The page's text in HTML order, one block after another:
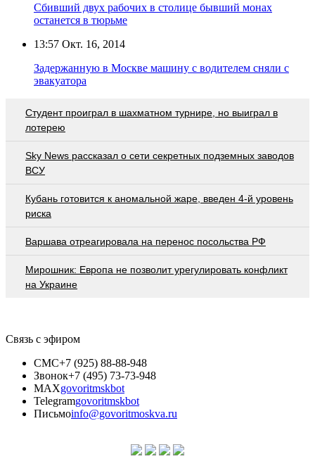
Сбивший двух рабочих в столице бывший монах
останется в тюрьме
13:57 Окт. 16, 2014
Задержанную в Москве машину с водителем сняли с
эвакуатора
Студент проиграл в шахматном турнире, но выиграл в
лотерею
Sky News рассказал о сети секретных подземных заводов
ВСУ
Кубань готовится к аномальной жаре, введен 4-й уровень
риска
Варшава отреагировала на перенос посольства РФ
Мирошник: Европа не позволит урегулировать конфликт
на Украине
Связь с эфиром
СМС+7 (925) 88-88-948
Звонок+7 (495) 73-73-948
MAXgovoritmskbot
Telegramgovoritmskbot
Письмоinfo@govoritmoskva.ru